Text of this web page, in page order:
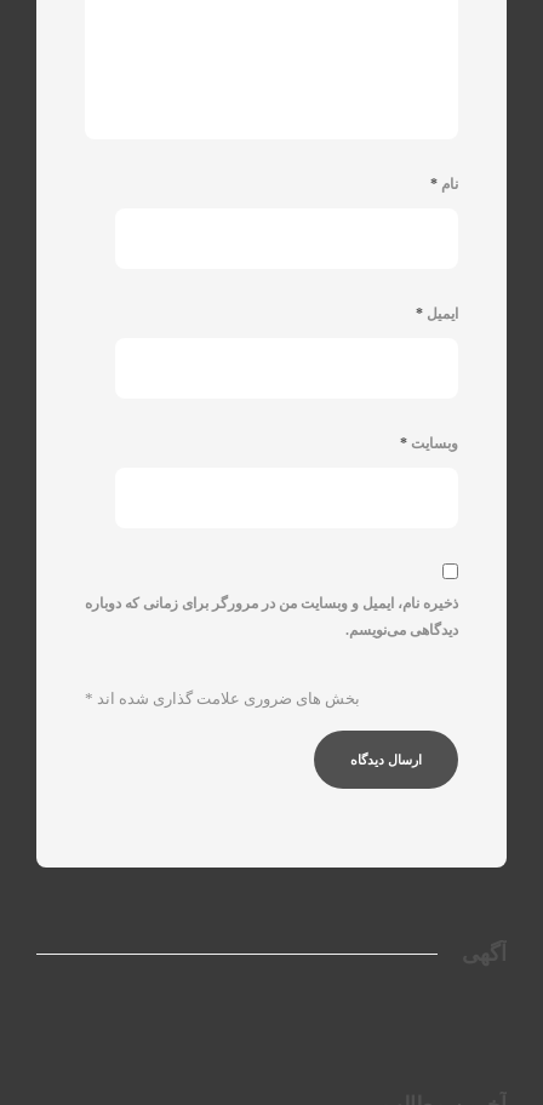
نام *
ایمیل *
وبسایت *
ذخیره نام، ایمیل و وبسایت من در مرورگر برای زمانی که دوباره
دیدگاهی می‌نویسم.
بخش های ضروری علامت گذاری شده اند *